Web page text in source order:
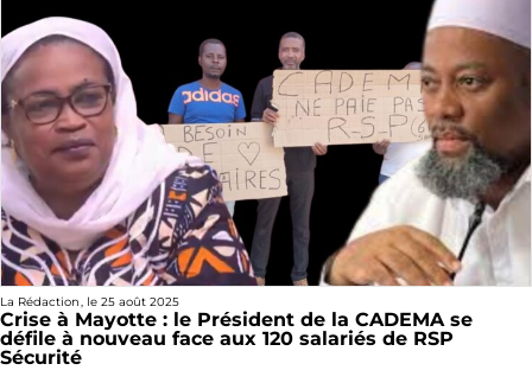
La Rédaction, le 25 août 2025
Crise à Mayotte : le Président de la CADEMA se
défile à nouveau face aux 120 salariés de RSP
Sécurité